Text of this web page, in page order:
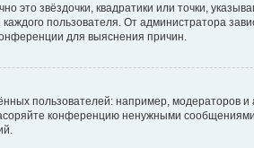
это звёздочки, квадратики или точки,
пользователя. От администратора
для выяснения причин.
пользователей: например, модераторов
конференцию ненужными сообщениями